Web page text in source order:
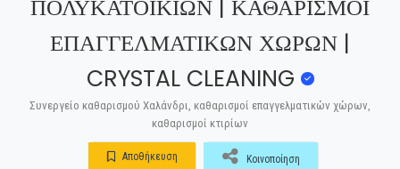
ΠΟΛΥΚΑΤΟΙΚΙΩΝ | ΚΑΘΑΡΙΣΜΟΙ
ΕΠΑΓΓΕΛΜΑΤΙΚΩΝ ΧΩΡΩΝ |
CRYSTAL CLEANING
Συνεργείο καθαρισμού Χαλάνδρι, καθαρισμοί επαγγελματικών χώρων,
καθαρισμοί κτιρίων
Αποθήκευση Κοινοποίηση